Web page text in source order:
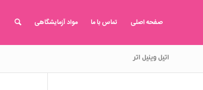
صفحه اصلی تماس با ما مواد آزمایشگاهی
اتیل وینیل اتر